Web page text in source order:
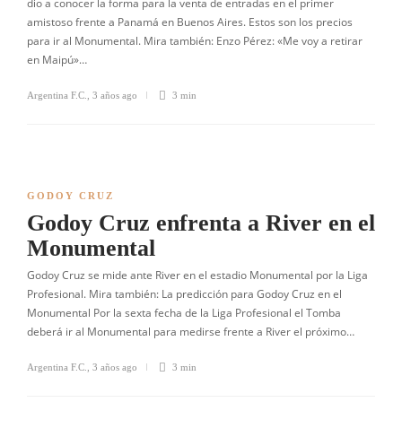
dio a conocer la forma para la venta de entradas en el primer
amistoso frente a Panamá en Buenos Aires. Estos son los precios
para ir al Monumental. Mira también: Enzo Pérez: «Me voy a retirar
en Maipú»…
Argentina F.C. 3 años ago 3 min
GODOY CRUZ
Godoy Cruz enfrenta a River en el
Monumental
Godoy Cruz se mide ante River en el estadio Monumental por la Liga
Profesional. Mira también: La predicción para Godoy Cruz en el
Monumental Por la sexta fecha de la Liga Profesional el Tomba
deberá ir al Monumental para medirse frente a River el próximo…
Argentina F.C. 3 años ago 3 min